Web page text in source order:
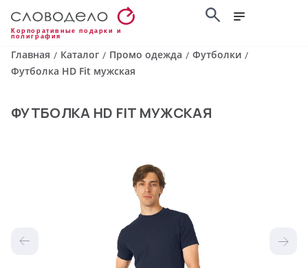
Корпоративные подарки и
полиграфия
Главная / Каталог / Промо одежда / Футболки /
Футболка HD Fit мужская
ФУТБОЛКА HD FIT МУЖСКАЯ